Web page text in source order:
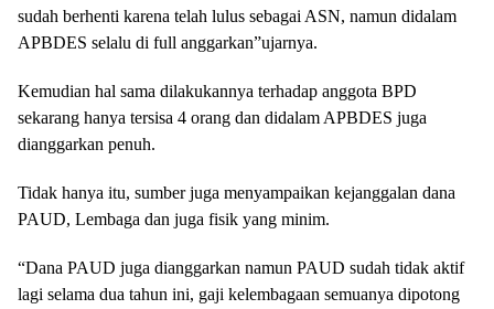
sudah berhenti karena telah lulus sebagai ASN, namun didalam
APBDES selalu di full anggarkan”ujarnya.
Kemudian hal sama dilakukannya terhadap anggota BPD
sekarang hanya tersisa 4 orang dan didalam APBDES juga
dianggarkan penuh.
Tidak hanya itu, sumber juga menyampaikan kejanggalan dana
PAUD, Lembaga dan juga fisik yang minim.
“Dana PAUD juga dianggarkan namun PAUD sudah tidak aktif
lagi selama dua tahun ini, gaji kelembagaan semuanya dipotong